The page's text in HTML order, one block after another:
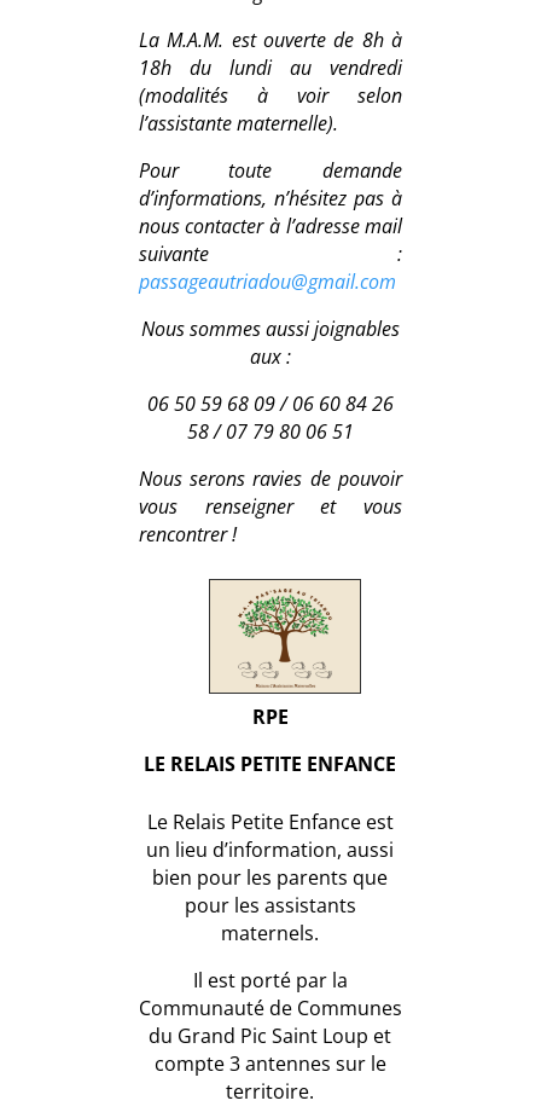
La M.A.M. est ouverte de 8h à
18h du lundi au vendredi
(modalités à voir selon
l’assistante maternelle).
Pour toute demande
d’informations, n’hésitez pas à
nous contacter à l’adresse mail
suivante :
passageautriadou@gmail.com
Nous sommes aussi joignables
aux :
06 50 59 68 09 / 06 60 84 26
58 / 07 79 80 06 51
Nous serons ravies de pouvoir
vous renseigner et vous
rencontrer !
RPE
LE RELAIS PETITE ENFANCE
Le Relais Petite Enfance est
un lieu d’information, aussi
bien pour les parents que
pour les assistants
maternels.
Il est porté par la
Communauté de Communes
du Grand Pic Saint Loup et
compte 3 antennes sur le
territoire.